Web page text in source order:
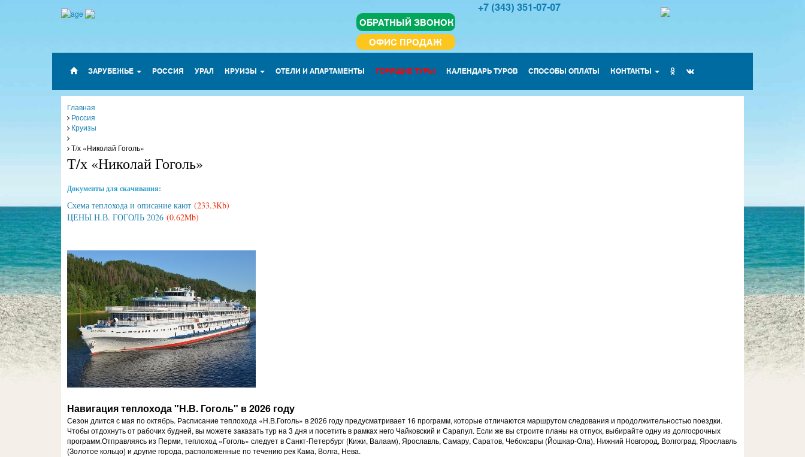
ОБРАТНЫЙ ЗВОНОК
ОФИС ПРОДАЖ
+7 (343) 351-07-07
ЗАРУБЕЖЬЕ РОССИЯ УРАЛ КРУИЗЫ ОТЕЛИ И АПАРТАМЕНТЫ ГОРЯЩИЕ ТУРЫ КАЛЕНДАРЬ ТУРОВ СПОСОБЫ ОПЛАТЫ КОНТАКТЫ
Главная
Россия
Круизы
Т/х «Николай Гоголь»
Т/х «Николай Гоголь»
Документы для скачивания:
Схема теплохода и описание кают (233.3Kb)
ЦЕНЫ Н.В. ГОГОЛЬ 2026 (0.62Mb)
Навигация теплохода "Н.В. Гоголь" в 2026 году
Сезон длится с мая по октябрь. Расписание теплохода «Н.В.Гоголь» в 2026 году предусматривает 16 программ, которые отличаются маршрутом следования и продолжительностью поездки.
Чтобы отдохнуть от рабочих будней, вы можете заказать тур на 3 дня и посетить в рамках него Чайковский и Сарапул. Если же вы строите планы на отпуск, выбирайте одну из долгосрочных
программ.Отправляясь из Перми, теплоход «Гоголь» следует в Санкт-Петербург (Кижи, Валаам), Ярославль, Самару, Саратов, Чебоксары (Йошкар-Ола), Нижний Новгород, Волгоград, Ярославль
(Золотое кольцо) и другие города, расположенные по течению рек Кама, Волга, Нева.